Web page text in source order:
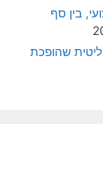
בין סף
שהופכת